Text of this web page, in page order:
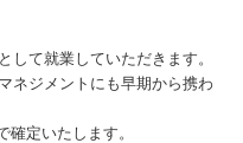
して就業していただきます。
ネジメントにも早期から携わ
定いたします。